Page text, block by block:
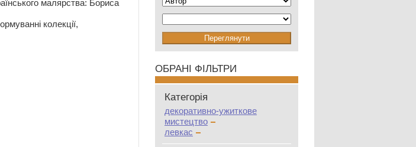
малярства: Бориса
колекції,
ОБРАНІ ФІЛЬТРИ
Категорія
декоративно-ужиткове
мистецтво
левкас